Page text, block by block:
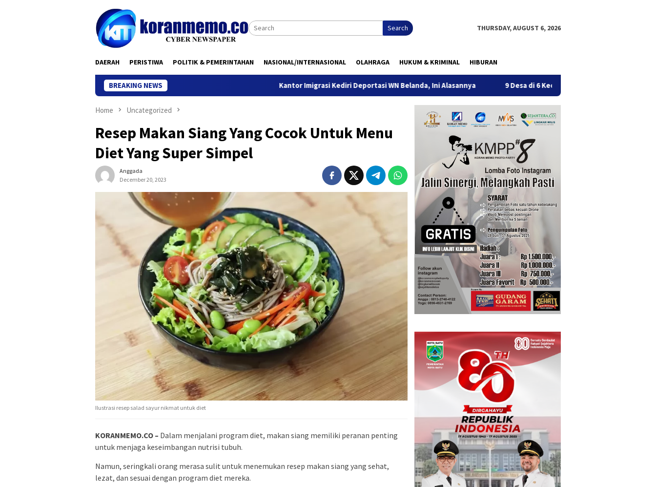
Search THURSDAY, AUGUST 6, 2026
DAERAH PERISTIWA POLITIK & PEMERINTAHAN NASIONAL/INTERNASIONAL OLAHRAGA HUKUM & KRIMINAL HIBURAN
BREAKING NEWS Kantor Imigrasi Kediri Deportasi WN Belanda, Ini Alasannya 9 Desa di 6 Kecamatan Tulungagung Alami Kekeringan
Home Uncategorized
Resep Makan Siang Yang Cocok Untuk Menu
Diet Yang Super Simpel
Anggada
December 20, 2023
Ilustrasi resep salad sayur nikmat untuk diet
KORANMEMO.CO – Dalam menjalani program diet, makan siang memiliki peranan penting
untuk menjaga keseimbangan nutrisi tubuh.
Namun, seringkali orang merasa sulit untuk menemukan resep makan siang yang sehat,
lezat, dan sesuai dengan program diet mereka.